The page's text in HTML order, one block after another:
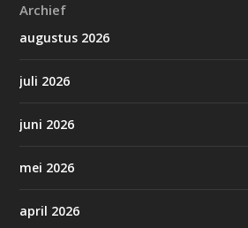
Archief
augustus 2026
juli 2026
juni 2026
mei 2026
april 2026